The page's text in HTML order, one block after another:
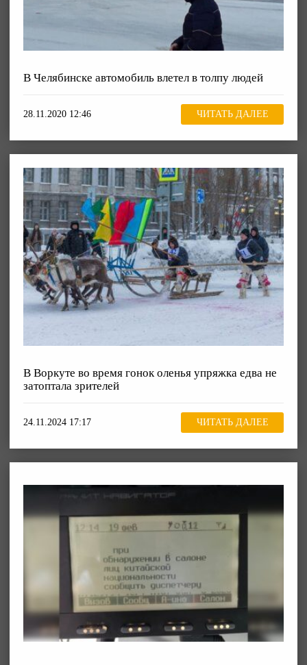
В Челябинске автомобиль влетел в толпу людей
28.11.2020 12:46 ЧИТАТЬ ДАЛЕЕ
В Воркуте во время гонок оленья упряжка едва не
затоптала зрителей
24.11.2024 17:17 ЧИТАТЬ ДАЛЕЕ